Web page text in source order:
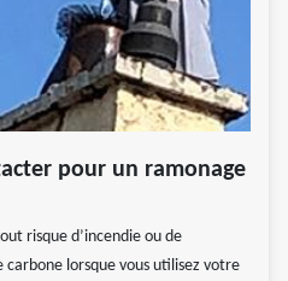
pour un ramonage
risque d’incendie ou de
lorsque vous utilisez votre